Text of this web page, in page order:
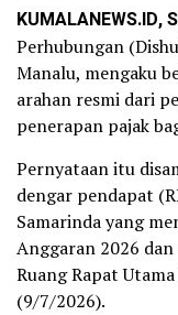
KUMALANEWS.ID,
Perhubungan
Manalu, mengaku
arahan resmi dari
penerapan pajak
Pernyataan itu
dengar pendapat
Samarinda yang
Anggaran 2026
Ruang Rapat
(9/7/2026).